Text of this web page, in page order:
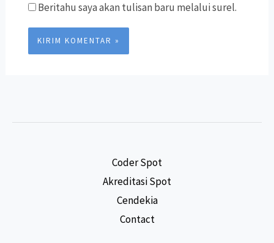
Beritahu saya akan tulisan baru melalui surel.
Coder Spot
Akreditasi Spot
Cendekia
Contact